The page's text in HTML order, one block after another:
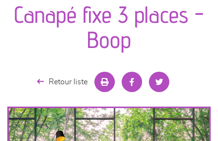
séjours
meubles de complément
décoration
Canapé fixe 3 places -
Boop
Retour liste